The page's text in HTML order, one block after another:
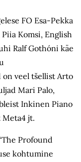
FO Esa-Pekka
Komsi, English
Ralf Gothóni käe
veel tšellist Arto
Mari Palo,
Inkinen Piano
jt.
Profound
kohtumine